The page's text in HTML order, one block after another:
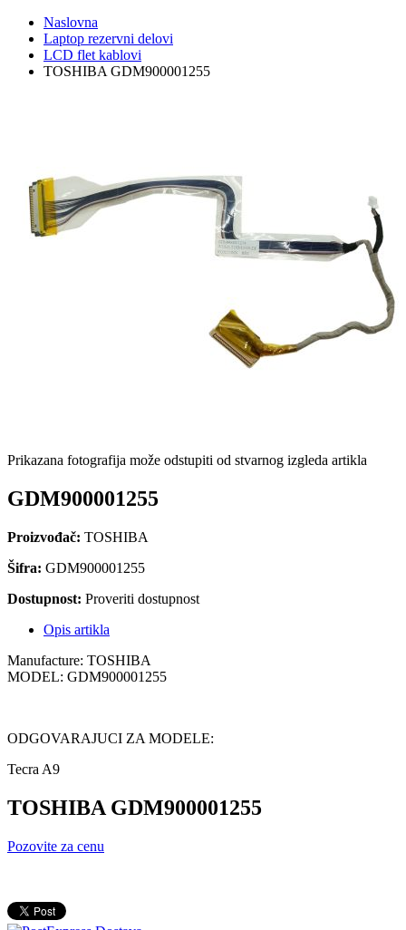
Naslovna
Laptop rezervni delovi
LCD flet kablovi
TOSHIBA GDM900001255
Prikazana fotografija može odstupiti od stvarnog izgleda artikla
GDM900001255
Proizvođač: TOSHIBA
Šifra: GDM900001255
Dostupnost: Proveriti dostupnost
Opis artikla
Manufacture: TOSHIBA
MODEL: GDM900001255
ODGOVARAJUCI ZA MODELE:
Tecra A9
TOSHIBA GDM900001255
Pozovite za cenu